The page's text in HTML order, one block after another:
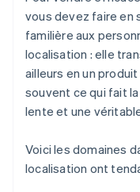
vous devez faire
familière aux
localisation : elle
ailleurs en un
souvent ce qui fait
lente et une
Voici les domaines
localisation ont